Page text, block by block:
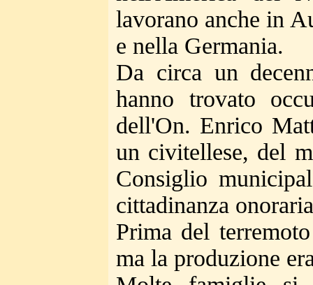
lavorano anche in
e nella Germania.
Da circa un
hanno trovato
dell'On. Enrico
un civitellese, del
Consiglio
cittadinanza
Prima del
ma la produzione